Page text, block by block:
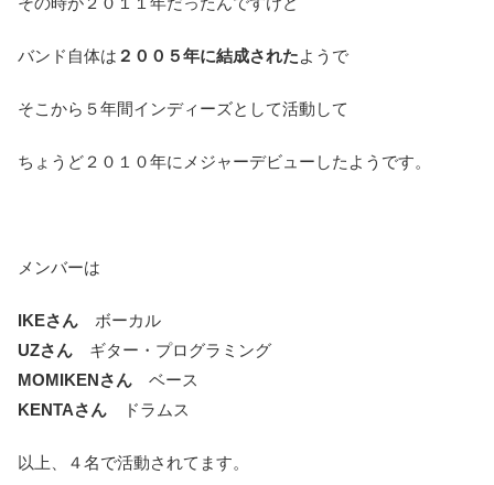
バンド自体は ２００５年に結成されたようで
そこから５年間インディーズとして活動して
ちょうど２０１０年にメジャーデビューしたようです。
メンバーは
IKEさん ボーカル
UZさん ギター・プログラミング
MOMIKENさん ベース
KENTAさん ドラムス
以上、４名で活動されてます。